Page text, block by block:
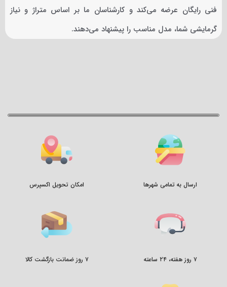
فنی رایگان عرضه می‌کند و کارشناسان ما بر اساس متراژ و نیاز
گرمایشی شما، مدل مناسب را پیشنهاد می‌دهند.
ارسال به تمامی شهرها امکان تحویل اکسپرس
۷ روز هفته، ۲۴ ساعته ۷ روز ضمانت بازگشت کالا